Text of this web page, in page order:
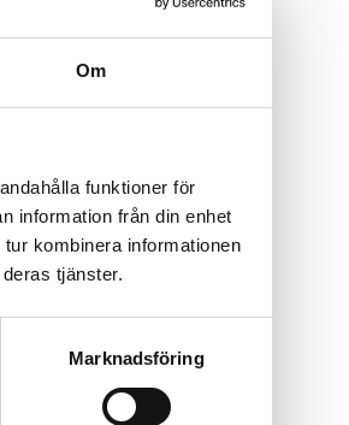
Om
funktioner för
information från din enhet
kombinera informationen
tjänster.
Marknadsföring